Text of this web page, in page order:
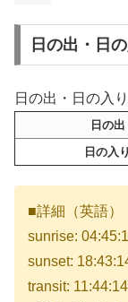
日の出・日
日の出・日の入
日の出
日の入り
■詳細（英語）
sunrise:
sunset:
transit: 11:44:14